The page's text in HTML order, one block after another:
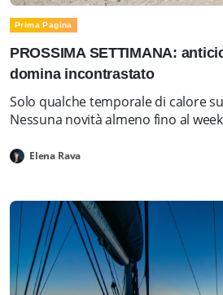
Prima Pagina
PROSSIMA SETTIMANA:
domina incontrastato
Solo qualche temporale di calore
Nessuna novità almeno fino al
Elena Rava